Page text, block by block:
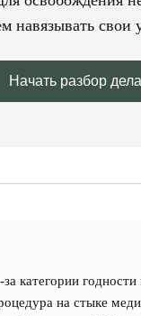
навязывать свои
Начать разбор дела
категории
на стыке